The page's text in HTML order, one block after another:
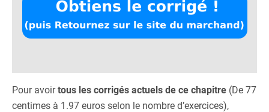
Pour avoirtous les corrigés actuels de ce chapitre (De 77
centimes à 1.97 euros selon le nombre d’exercices),